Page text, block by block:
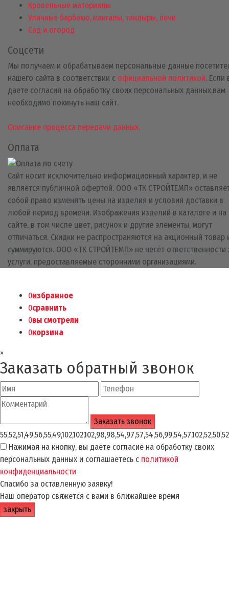
Кровельные материалы
Уличные барбекю, мангалы, тандыры, печи
Сад и огород
Соцсети
Мы получаем и обрабатываем персональные данные
нашего сайта в соответствии с официальной политикой. Если
даете согласия на обработку своих персональных данных,вам
необходимо покинуть наш сайт.
Описание процесса передачи данных.
Оплата
Сайт носит исключительно информационный характер, и не
является публичной офертой. ООО «ТК СТРОЙТЕМП»
собой право изменять цены на изделия и условия доставки в
любой период времени. Изображения изделий в каталоге и на
сайте, в том числе цвет, рисунок и другие элементы, могут
отличаться. Скидки не распространяются на акционный товар
суммируются. ООО «ТК СТРОЙТЕМП» не несёт ответственности
услуги, предоставляемые сторонними организациями.
0избранное
0сравнить
0вы смотрели
0корзина
×
Заказать обратный звонок
Нажимая на кнопку, вы даете согласие на обработку своих
персональных данных и соглашаетесь с политикой
конфиденциальности
Спасибо за оставленную заявку!
Наш оператор свяжется с вами в ближайшее время
закрыть